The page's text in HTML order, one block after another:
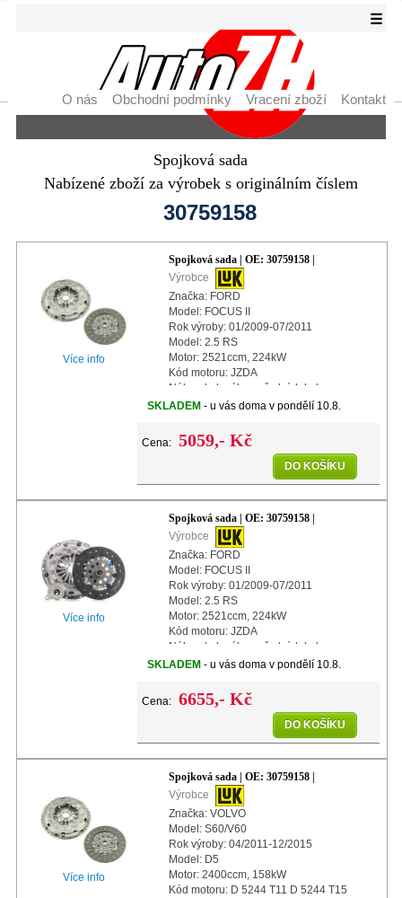
☰
O nás Obchodní podmínky Vracení zboží Kontakt
Spojková sada
Nabízené zboží za výrobek s originálním číslem
30759158
Více info
Spojková sada | OE: 30759158 |
Výrobce
Značka: FORD
Model: FOCUS II
Rok výroby: 01/2009-07/2011
Model: 2.5 RS
Motor: 2521ccm, 224kW
Kód motoru: JZDA
Náhon kol: náhon předních kol
Další info: s automatickým nastavením
SKLADEM - u vás doma v pondělí 10.8.
Cena: 5059,- Kč
DO KOŠÍKU
Více info
Spojková sada | OE: 30759158 |
Výrobce
Značka: FORD
Model: FOCUS II
Rok výroby: 01/2009-07/2011
Model: 2.5 RS
Motor: 2521ccm, 224kW
Kód motoru: JZDA
Náhon kol: náhon předních kol
Další info: s centrálním vypínacím
Další info: s automatickým nastavením
P
SKLADEM - u vás doma v pondělí 10.8.
Cena: 6655,- Kč
DO KOŠÍKU
Více info
Spojková sada | OE: 30759158 |
Výrobce
Značka: VOLVO
Model: S60/V60
Rok výroby: 04/2011-12/2015
Model: D5
Motor: 2400ccm, 158kW
Kód motoru: D 5244 T11 D 5244 T15